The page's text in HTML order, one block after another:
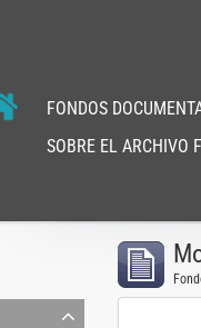
FONDOS
SOBRE EL ARCHIVO